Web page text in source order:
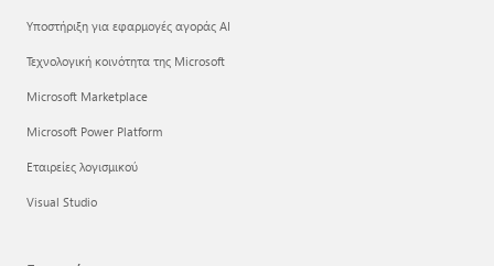
Υποστήριξη για εφαρμογές αγοράς AI
Τεχνολογική κοινότητα της Microsoft
Microsoft Marketplace
Microsoft Power Platform
Εταιρείες λογισμικού
Visual Studio